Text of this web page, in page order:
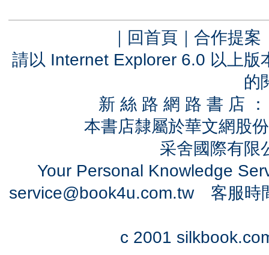
｜ 回首頁 ｜ 合作提案
請以 Internet Explorer 6.0 以上
的
新 絲 路 網 路 書 店
本書店隸屬於華文網股
采舍國際有
Your Personal Knowledge
service@book4u.com.tw客服時
c 2001